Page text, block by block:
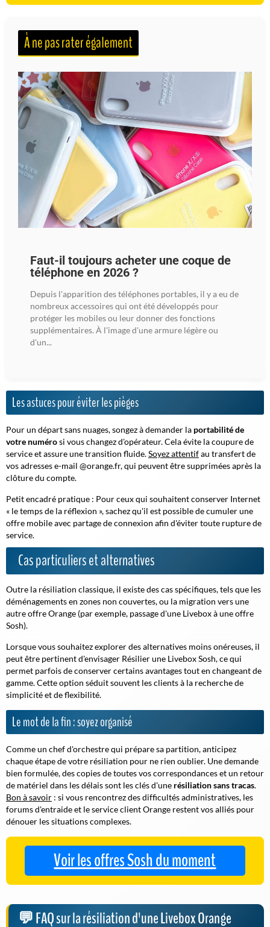
À ne pas rater également
Faut-il toujours acheter une coque de
téléphone en 2026 ?
Depuis l'apparition des téléphones portables, il y a eu de
nombreux accessoires qui ont été développés pour
protéger les mobiles ou leur donner des fonctions
supplémentaires. À l'image d'une armure légère ou
d'un...
Les astuces pour éviter les pièges
Pour un départ sans nuages, songez à demander la portabilité de
votre numérosi vous changez d'opérateur. Cela évite la coupure de
service et assure une transition fluide.Soyez attentifau transfert de
vos adresses e-mail @orange.fr, qui peuvent être supprimées après la
clôture du compte.
Petit encadré pratique : Pour ceux qui souhaitent conserver Internet
« le temps de la réflexion », sachez qu'il est possible de cumuler une
offre mobile avec partage de connexion afin d'éviter toute rupture de
service.
Cas particuliers et alternatives
Outre la résiliation classique, il existe des cas spécifiques, tels que les
déménagements en zones non couvertes, ou la migration vers une
autre offre Orange (par exemple, passage d'une Livebox à une offre
Sosh).
Lorsque vous souhaitez explorer des alternatives moins onéreuses, il
peut être pertinent d'envisager Résilier une Livebox Sosh, ce qui
permet parfois de conserver certains avantages tout en changeant de
gamme. Cette option séduit souvent les clients à la recherche de
simplicité et de flexibilité.
Le mot de la fin : soyez organisé
Comme un chef d'orchestre qui prépare sa partition, anticipez
chaque étape de votre résiliation pour ne rien oublier. Une demande
bien formulée, des copies de toutes vos correspondances et un retour
de matériel dans les délais sont les clés d'une résiliation sans tracas.
Bon à savoir : si vous rencontrez des difficultés administratives, les
forums d'entraide et le service client Orange restent vos alliés pour
dénouer les situations complexes.
Voir les offres Sosh du moment
FAQ sur la résiliation d'une Livebox Orange